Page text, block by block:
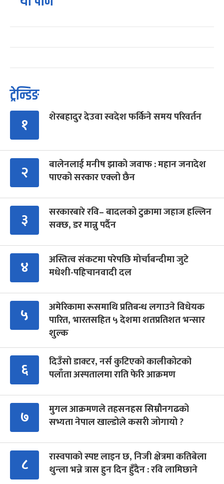
ट्रेन्डिङ
१ शेरबहादुर देउवा स्वदेश फर्किने समय परिवर्तन
२
बालेनलाई मनीष झाको जवाफ : महान जनादेश
पाएको सरकार एक्लो छैन
३
सरकारबारे रवि– बादलको टुक्रामा जहाज हल्लिन
सक्छ, डर मान्नु पर्दैन
४
अस्तित्व संकटमा परेपछि मोर्चाबन्दीमा जुटे
मधेशी-पहिचानवादी दल
५
अमेरिकामा रूसमाथि प्रतिबन्ध लगाउने विधेयक
पारित, भारतसहित ५ देशमा शतप्रतिशत भन्सार
शुल्क
६
दिउँसो डाक्टर, नर्स कुटिएको कालीकोटको
पलाँता अस्पतालमा राति फेरि आक्रमण
७
मुगल आक्रमणले तहसनहस सिम्रौनगढको
सभ्यता नेपाल खाल्डोले कसरी जोगायो ?
८
रास्वपाको स्पष्ट लाइन छ, निजी क्षेत्रमा कतिबेला
थुन्ला भन्ने त्रास हुन दिन हुँदैन : रवि लामिछाने